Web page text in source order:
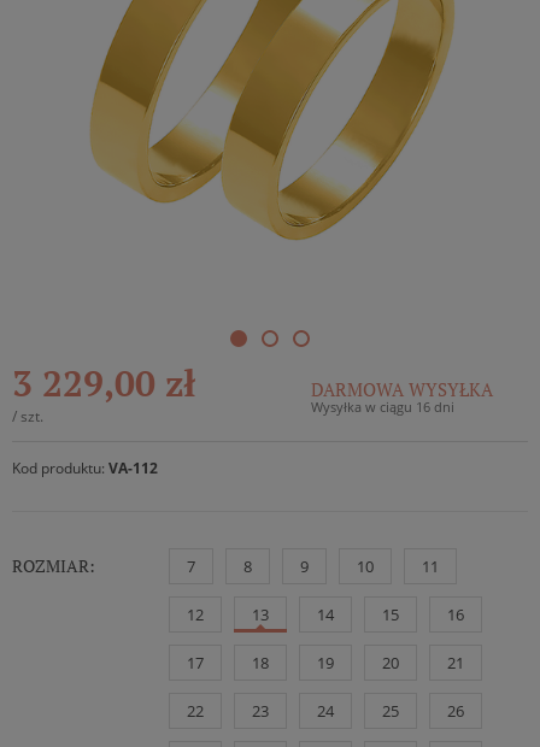
3 229,00 zł
/ szt.
DARMOWA WYSYŁKA
Wysyłka w ciągu 16 dni
Kod produktu: VA-112
ROZMIAR: 7 8 9 10 11
12 13 14 15 16
17 18 19 20 21
22 23 24 25 26